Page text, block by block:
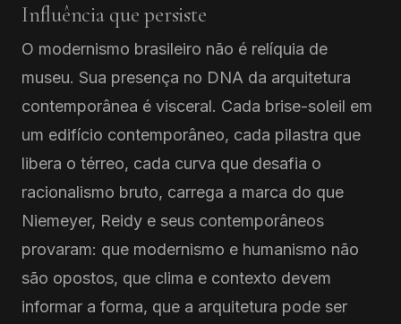
Influência que persiste
O modernismo brasileiro não é relíquia de
museu. Sua presença no DNA da arquitetura
contemporânea é visceral. Cada brise-soleil em
um edifício contemporâneo, cada pilastra que
libera o térreo, cada curva que desafia o
racionalismo bruto, carrega a marca do que
Niemeyer, Reidy e seus contemporâneos
provaram: que modernismo e humanismo não
são opostos, que clima e contexto devem
informar a forma, que a arquitetura pode ser